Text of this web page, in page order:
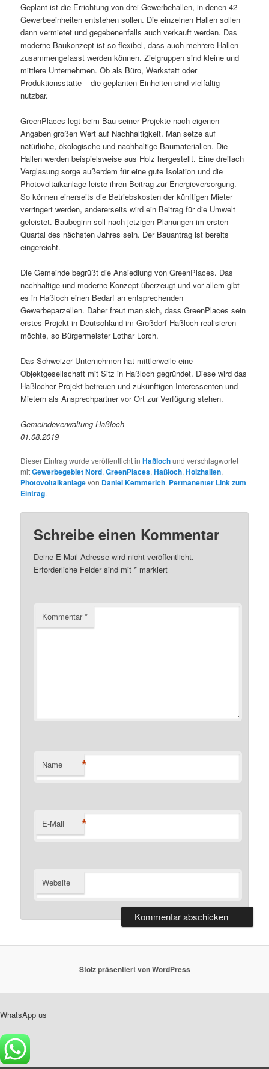
Geplant ist die Errichtung von drei Gewerbehallen, in denen 42
Gewerbeeinheiten entstehen sollen. Die einzelnen Hallen sollen
dann vermietet und gegebenenfalls auch verkauft werden. Das
moderne Baukonzept ist so flexibel, dass auch mehrere Hallen
zusammengefasst werden können. Zielgruppen sind kleine und
mittlere Unternehmen. Ob als Büro, Werkstatt oder
Produktionsstätte – die geplanten Einheiten sind vielfältig
nutzbar.
GreenPlaces legt beim Bau seiner Projekte nach eigenen
Angaben großen Wert auf Nachhaltigkeit. Man setze auf
natürliche, ökologische und nachhaltige Baumaterialien. Die
Hallen werden beispielsweise aus Holz hergestellt. Eine dreifach
Verglasung sorge außerdem für eine gute Isolation und die
Photovoltaikanlage leiste ihren Beitrag zur Energieversorgung.
So können einerseits die Betriebskosten der künftigen Mieter
verringert werden, andererseits wird ein Beitrag für die Umwelt
geleistet. Baubeginn soll nach jetzigen Planungen im ersten
Quartal des nächsten Jahres sein. Der Bauantrag ist bereits
eingereicht.
Die Gemeinde begrüßt die Ansiedlung von GreenPlaces. Das
nachhaltige und moderne Konzept überzeugt und vor allem gibt
es in Haßloch einen Bedarf an entsprechenden
Gewerbeparzellen. Daher freut man sich, dass GreenPlaces sein
erstes Projekt in Deutschland im Großdorf Haßloch realisieren
möchte, so Bürgermeister Lothar Lorch.
Das Schweizer Unternehmen hat mittlerweile eine
Objektgesellschaft mit Sitz in Haßloch gegründet. Diese wird das
Haßlocher Projekt betreuen und zukünftigen Interessenten und
Mietern als Ansprechpartner vor Ort zur Verfügung stehen.
Gemeindeverwaltung Haßloch
01.08.2019
Dieser Eintrag wurde veröffentlicht inHaßlochund verschlagwortet
mitGewerbegebiet Nord,GreenPlaces,Haßloch,Holzhallen,
Photovoltaikanlagevon Daniel Kemmerich. Permanenter Link zum
Eintrag.
Schreibe einen Kommentar
Deine E-Mail-Adresse wird nicht veröffentlicht.
Erforderliche Felder sind mit* markiert
Kommentar*
Name *
E-Mail *
Website
Stolz präsentiert von WordPress
WhatsApp us